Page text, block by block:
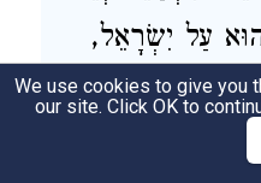
עַל יִשְׂרָאֵל,
יא, כז): שֹׁחֵר
לָהֶם הָאֱלֹהִים
We use cookies to give you
our site. Click OK to